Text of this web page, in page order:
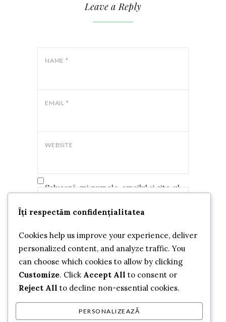
Leave a Reply
NAME *
EMAIL *
WEBSITE
Salvează-mi numele, emailul și site-ul
viitoare când o să comentez.
Îți respectăm confidențialitatea
Cookies help us improve your experience, deliver
personalized content, and analyze traffic. You
can choose which cookies to allow by clicking
Customize. Click Accept All to consent or
Reject All to decline non-essential cookies.
PERSONALIZEAZĂ